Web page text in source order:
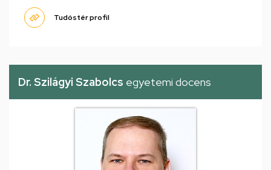
Tudóstér profil
Dr. Szilágyi Szabolcs egyetemi docens